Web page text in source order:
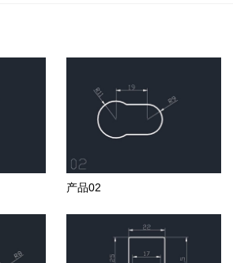
产品02